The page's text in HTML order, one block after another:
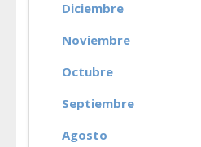
Diciembre
Noviembre
Octubre
Septiembre
Agosto